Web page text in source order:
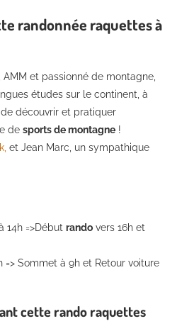
randonnée raquettes à
AMM et passionné de montagne,
études sur le continent, à
découvrir et pratiquer
de sports de montagne !
et Jean Marc, un sympathique
14h =>Début rando vers 16h et
=> Sommet à 9h et Retour voiture
cette rando raquettes